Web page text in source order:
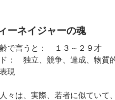
ーネイジャーの魂
で言うと： １３～２９才
： 独立、競争、達成、物質
現
々は、実際、若者に似ていて